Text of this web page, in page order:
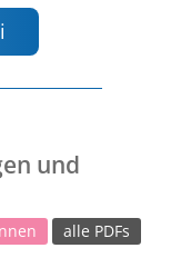
und
alle PDFs